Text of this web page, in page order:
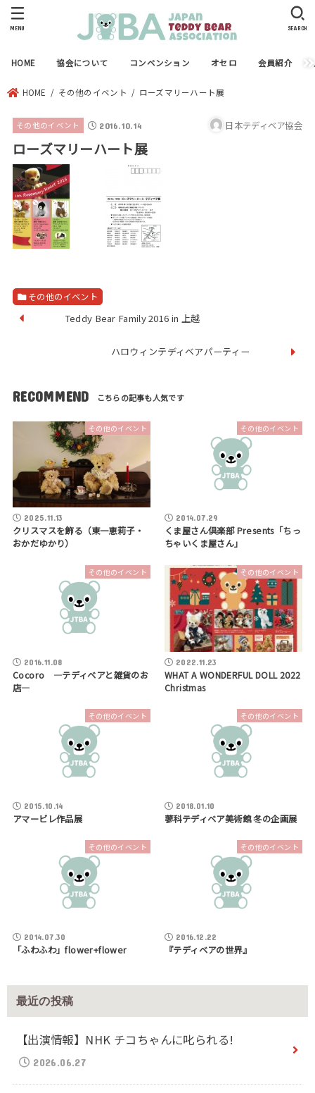
HOME 協会について コンベンション オセロ 会員紹介
SEARCH
MENU
HOME その他のイベント ローズマリーハート展
その他のイベント 2016.10.14 日本テディベア協会
ローズマリーハート展
その他のイベント
Teddy Bear Family 2016 in 上越
ハロウィンテディベアパーティー
RECOMMEND
その他のイベント
2025.11.13
クリスマスを飾る（東一恵莉子・
おかだゆかり）
その他のイベント
2014.07.29
くま屋さん倶楽部 Presents「ちっ
ちゃいくま屋さん」
その他のイベント
2016.11.08
Cocoro ―テディベアと雑貨のお
店―
その他のイベント
2022.11.23
WHAT A WONDERFUL DOLL 2022
Christmas
その他のイベント
2015.10.14
アマービレ作品展
その他のイベント
2018.01.10
蓼科テディベア美術館 冬の企画展
その他のイベント
2014.07.30
「ふわふわ」flower+flower
その他のイベント
2016.12.22
『テディベアの世界』
最近の投稿
【出演情報】NHK チコちゃんに叱られる!
2026.06.27